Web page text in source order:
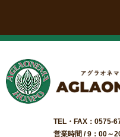
TEL・FAX：0575-
営業時間 / 9：00～